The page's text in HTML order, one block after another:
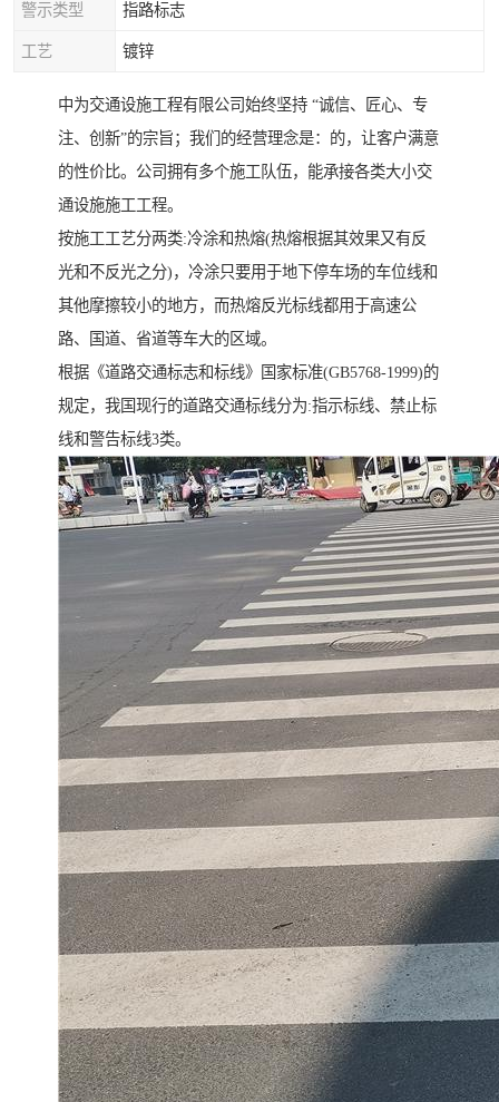
警示类型 指路标志
工艺 镀锌
中为交通设施工程有限公司始终坚持 “诚信、匠心、专
注、创新”的宗旨；我们的经营理念是：的，让客户满意
的性价比。公司拥有多个施工队伍，能承接各类大小交
通设施施工工程。
按施工工艺分两类:冷涂和热熔(热熔根据其效果又有反
光和不反光之分)，冷涂只要用于地下停车场的车位线和
其他摩擦较小的地方，而热熔反光标线都用于高速公
路、国道、省道等车大的区域。
根据《道路交通标志和标线》国家标准(GB5768-1999)的
规定，我国现行的道路交通标线分为:指示标线、禁止标
线和警告标线3类。